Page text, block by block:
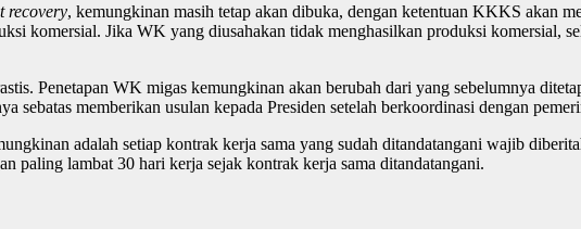
recovery, kemungkinan masih tetap akan dibuka, dengan ketentuan KKKS akan
komersial. Jika WK yang diusahakan tidak menghasilkan produksi komersial,
Penetapan WK migas kemungkinan akan berubah dari yang sebelumnya
sebatas memberikan usulan kepada Presiden setelah berkoordinasi dengan
adalah setiap kontrak kerja sama yang sudah ditandatangani wajib
paling lambat 30 hari kerja sejak kontrak kerja sama ditandatangani.